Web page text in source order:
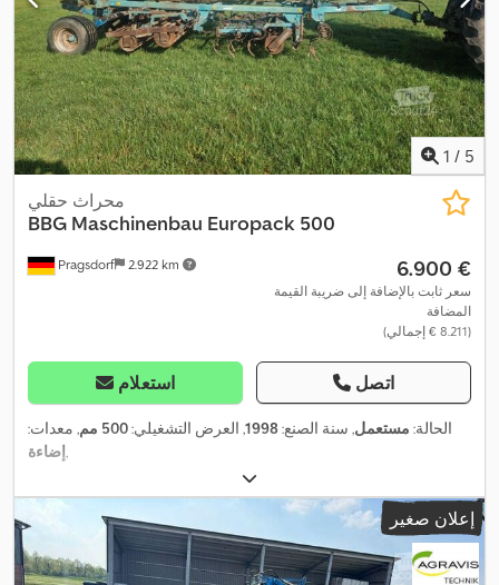
1 / 5
Pragsdorf 2.922 km
محراث حقلي
BBG Maschinenbau Europack 500
‏6.900 €
سعر ثابت بالإضافة إلى ضريبة القيمة
المضافة
(‏8.211 € إجمالي)
استعلام اتصل
الحالة: مستعمل, سنة الصنع:1998, العرض التشغيلي:500 مم
, معدات:
إضاءة,
إعلان صغير